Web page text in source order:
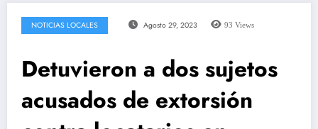
NOTICIAS LOCALES Agosto 29, 2023 93 Views
Detuvieron a dos sujetos
acusados de extorsión